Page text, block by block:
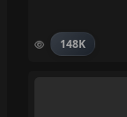
148K